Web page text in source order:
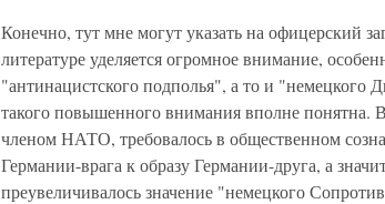
Конечно, тут мне могут указать на офицерский
литературе уделяется огромное внимание,
"антинацистского подполья", а то и
такого повышенного внимания вполне понятна.
членом НАТО, требовалось в общественном
Германии-врага к образу Германии-друга, а
преувеличивалось значение "немецкого